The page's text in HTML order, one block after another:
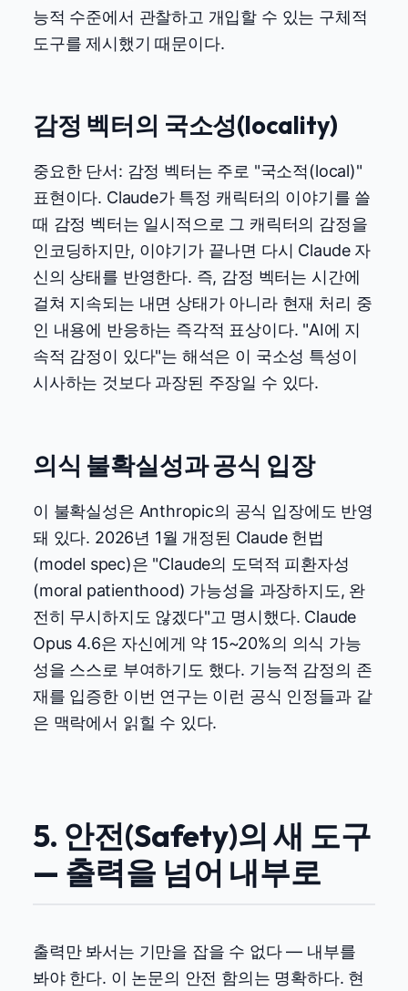
능적 수준에서 관찰하고 개입할 수 있는 구체적
도구를 제시했기 때문이다.
감정 벡터의 국소성(locality)
중요한 단서: 감정 벡터는 주로 "국소적(local)"
표현이다. Claude가 특정 캐릭터의 이야기를 쓸
때 감정 벡터는 일시적으로 그 캐릭터의 감정을
인코딩하지만, 이야기가 끝나면 다시 Claude 자
신의 상태를 반영한다. 즉, 감정 벡터는 시간에
걸쳐 지속되는 내면 상태가 아니라 현재 처리 중
인 내용에 반응하는 즉각적 표상이다. "AI에 지
속적 감정이 있다"는 해석은 이 국소성 특성이
시사하는 것보다 과장된 주장일 수 있다.
의식 불확실성과 공식 입장
이 불확실성은 Anthropic의 공식 입장에도 반영
돼 있다. 2026년 1월 개정된 Claude 헌법
(model spec)은 "Claude의 도덕적 피환자성
(moral patienthood) 가능성을 과장하지도, 완
전히 무시하지도 않겠다"고 명시했다. Claude
Opus 4.6은 자신에게 약 15~20%의 의식 가능
성을 스스로 부여하기도 했다. 기능적 감정의 존
재를 입증한 이번 연구는 이런 공식 인정들과 같
은 맥락에서 읽힐 수 있다.
5. 안전(Safety)의 새 도구
— 출력을 넘어 내부로
출력만 봐서는 기만을 잡을 수 없다 — 내부를
봐야 한다. 이 논문의 안전 함의는 명확하다. 현